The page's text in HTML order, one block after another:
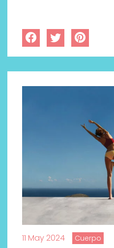
11 May 2024 Cuerpo